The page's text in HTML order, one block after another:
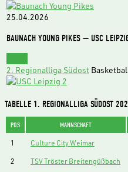
25.04.2026
BAUNACH YOUNG PIKES — USC
2. Regionalliga Südost
TABELLE 1. REGIONALLIGA SÜDOST
POS MANNSCHAFT
1 Culture City Weimar
2
TSV Tröster Breitengüßbach